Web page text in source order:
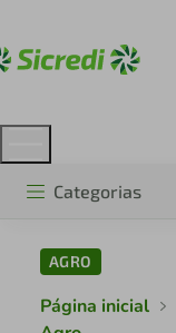
Categorias
AGRO
Página inicial